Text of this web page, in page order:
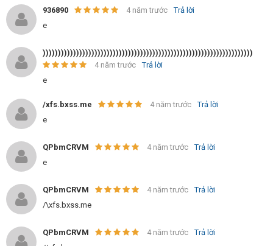
936890 4 năm trước
Trả lời
e
)))))))))))))))))))))))))))))))))))))))))))))))))))))))))))))))))))))
4 năm trước
Trả lời
e
/xfs.bxss.me 4 năm trước
Trả lời
e
QPbmCRVM 4 năm trước
Trả lời
e
QPbmCRVM 4 năm trước
Trả lời
/\xfs.bxss.me
QPbmCRVM 4 năm trước
Trả lời